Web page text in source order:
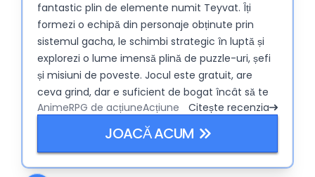
fantastic plin de elemente numit Teyvat. Îți
formezi o echipă din personaje obținute prin
sistemul gacha, le schimbi strategic în luptă și
explorezi o lume imensă plină de puzzle-uri, șefi
și misiuni de poveste. Jocul este gratuit, are
ceva grind, dar e suficient de bogat încât să te
țină prins în aventură ore întregi.
AnimeRPG de acțiuneAcțiune Citește recenzia
JOACĂ ACUM